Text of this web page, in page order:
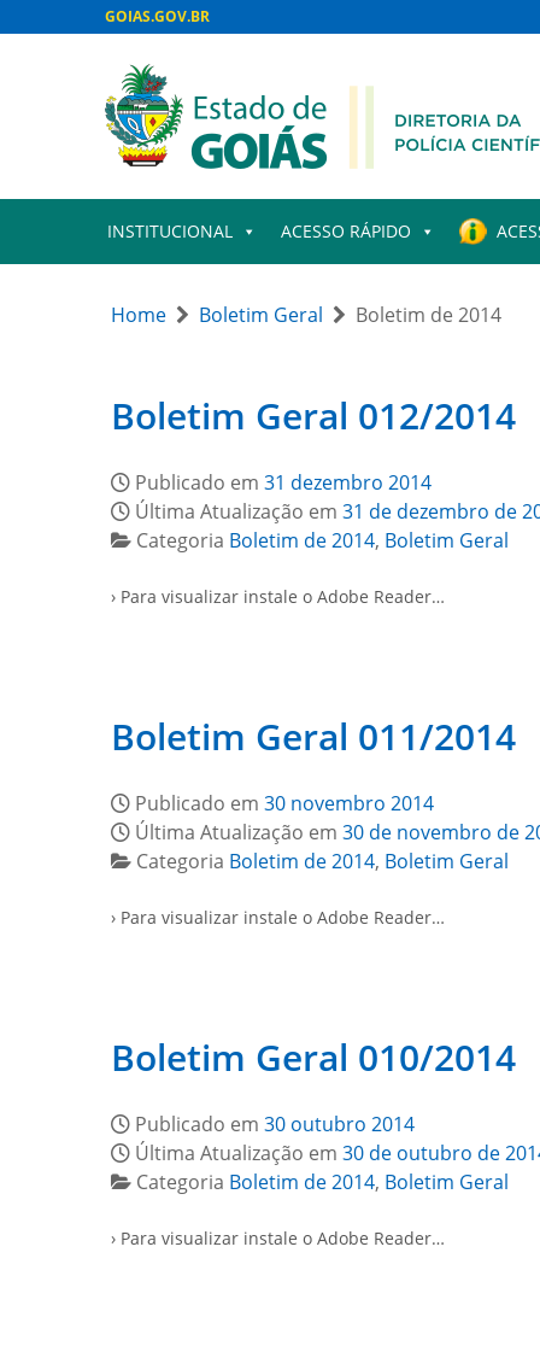
GOIAS.GOV.BR
INSTITUCIONAL ACESSO RÁPIDO
Home Boletim Geral Boletim de 2014
Boletim Geral 012/2014
Publicado em 31 dezembro 2014
Última Atualização em 31 de dezembro de
Categoria Boletim de 2014, Boletim Geral
› Para visualizar instale o Adobe Reader…
Boletim Geral 011/2014
Publicado em 30 novembro 2014
Última Atualização em 30 de novembro de
Categoria Boletim de 2014, Boletim Geral
› Para visualizar instale o Adobe Reader…
Boletim Geral 010/2014
Publicado em 30 outubro 2014
Última Atualização em 30 de outubro de
Categoria Boletim de 2014, Boletim Geral
› Para visualizar instale o Adobe Reader…